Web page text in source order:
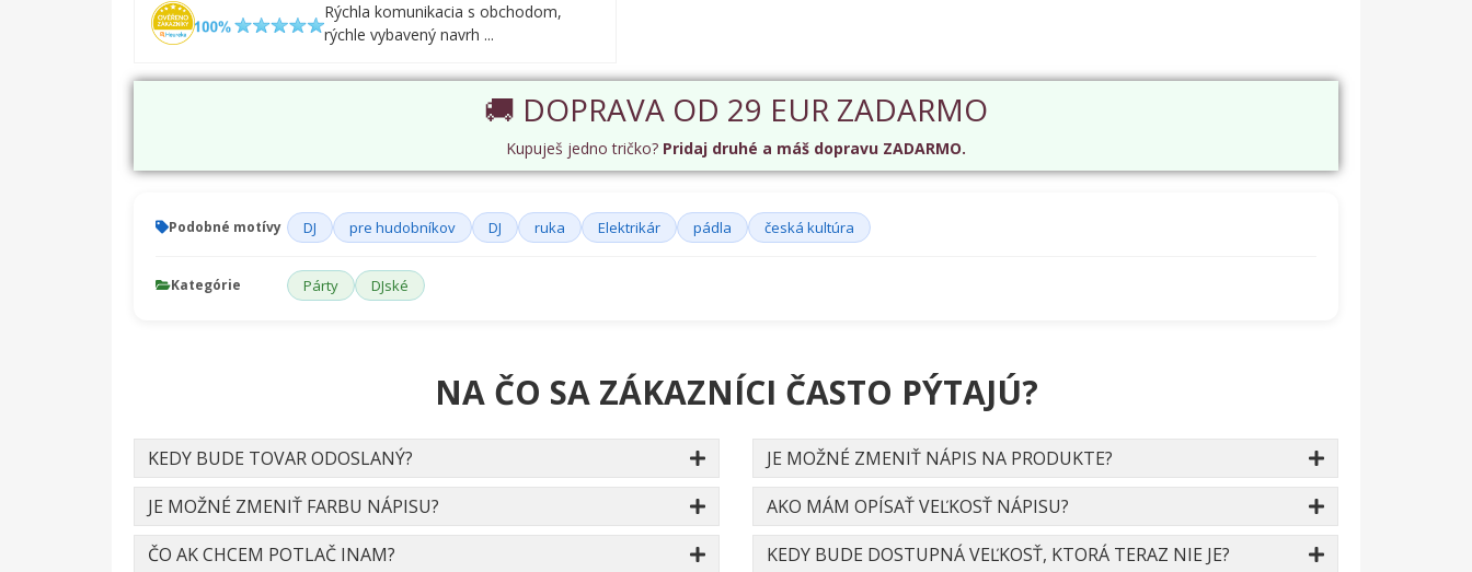
Rýchla komunikacia s obchodom,
rýchle vybavený navrh ...
🚚 DOPRAVA OD 29 EUR ZADARMO
Kupuješ jedno tričko? Pridaj druhé a máš dopravu ZADARMO.
Podobné motívy DJ pre hudobníkov DJ ruka Elektrikár pádla česká kultúra
Kategórie Párty DJské
NA ČO SA ZÁKAZNÍCI ČASTO PÝTAJÚ?
KEDY BUDE TOVAR ODOSLANÝ?
JE MOŽNÉ ZMENIŤ FARBU NÁPISU?
ČO AK CHCEM POTLAČ INAM?
JE MOŽNÉ ZMENIŤ NÁPIS NA PRODUKTE?
AKO MÁM OPÍSAŤ VEĽKOSŤ NÁPISU?
KEDY BUDE DOSTUPNÁ VEĽKOSŤ, KTORÁ TERAZ NIE JE?